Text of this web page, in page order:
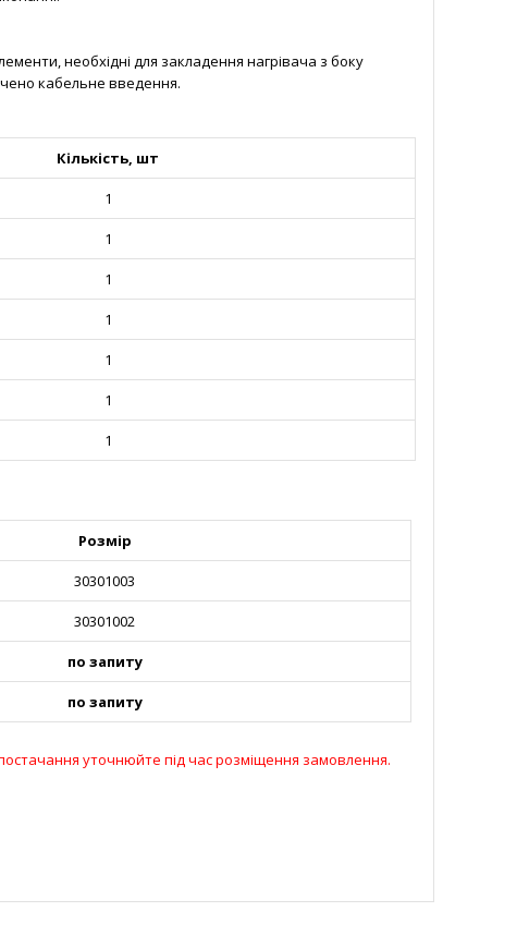
необхідні для закладення нагрівача з боку
кабельне введення.
Кількість, шт
1
1
1
1
1
1
1
Розмір
30301003
30301002
по запиту
по запиту
уточнюйте під час розміщення замовлення.